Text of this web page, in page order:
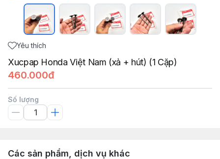
Yêu thích
Xucpap Honda Việt Nam (xả + hút) (1 Cặp)
460.000đ
Số lượng
Các sản phẩm, dịch vụ khác